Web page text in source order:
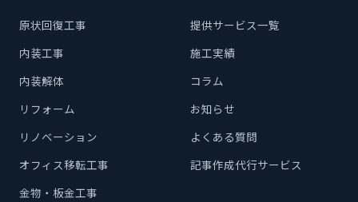
原状回復工事
内装工事
内装解体
リフォーム
リノベーション
オフィス移転工事
金物・板金工事
提供サービス一覧
施工実績
コラム
お知らせ
よくある質問
記事作成代行サービス